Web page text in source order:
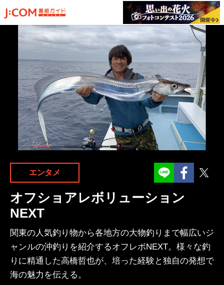
エンタメ
オフショアレボリューション
NEXT
関東の人気釣り物から各地方の大物釣りまで幅広いジ
ャンルの沖釣りを紹介するオフレボNEXT。様々な釣
りに精通した高橋哲也が、培った経験と独自の発想で
海の魅力を伝える。